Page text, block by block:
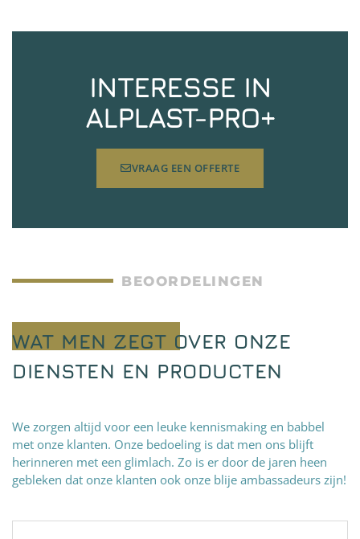
INTERESSE IN
ALPLAST-PRO+
VRAAG EEN OFFERTE
BEOORDELINGEN
WAT MEN ZEGT OVER ONZE
DIENSTEN EN PRODUCTEN
We zorgen altijd voor een leuke kennismaking en babbel
met onze klanten. Onze bedoeling is dat men ons blijft
herinneren met een glimlach. Zo is er door de jaren heen
gebleken dat onze klanten ook onze blije ambassadeurs zijn!